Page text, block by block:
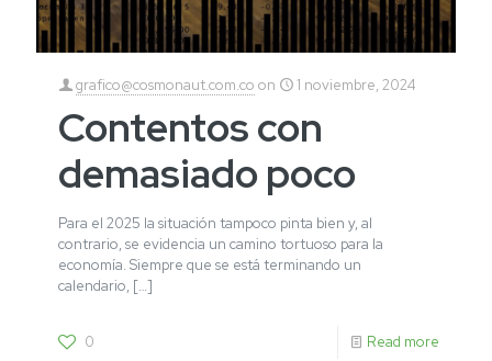
grafico@cosmonaut.com.co on 1 noviembre, 2024
Contentos con
demasiado poco
Para el 2025 la situación tampoco pinta bien y, al
contrario, se evidencia un camino tortuoso para la
economía. Siempre que se está terminando un
calendario, […]
0 Read more